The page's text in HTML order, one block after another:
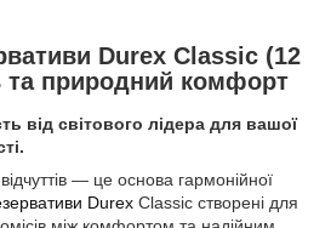
Durex Classic (12
та природний комфорт
від світового лідера для вашої
— це основа гармонійної
Durex Classic створені для